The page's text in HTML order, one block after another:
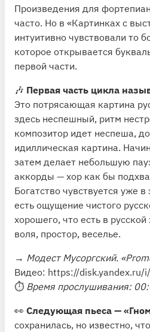
Произведения для
часто. Но в «Картинках с
интуитивно чувствовали то
которое открывается
первой части.
🎶 Первая часть цикла
Это потрясающая картина
здесь неспешный, ритм
композитор идет неспеша,
идиллическая картина.
затем делает небольшую
аккорды — хор как бы
Богатство чувствуется уже
есть ощущение чистого
хорошего, что есть в
воля, простор, веселье.
→ Модест Мусоргский.
Видео: https://disk.yandex.ru/
⏱ Время прослушивания:
👀 Следующая пьеса —
сохранилась, но известно,